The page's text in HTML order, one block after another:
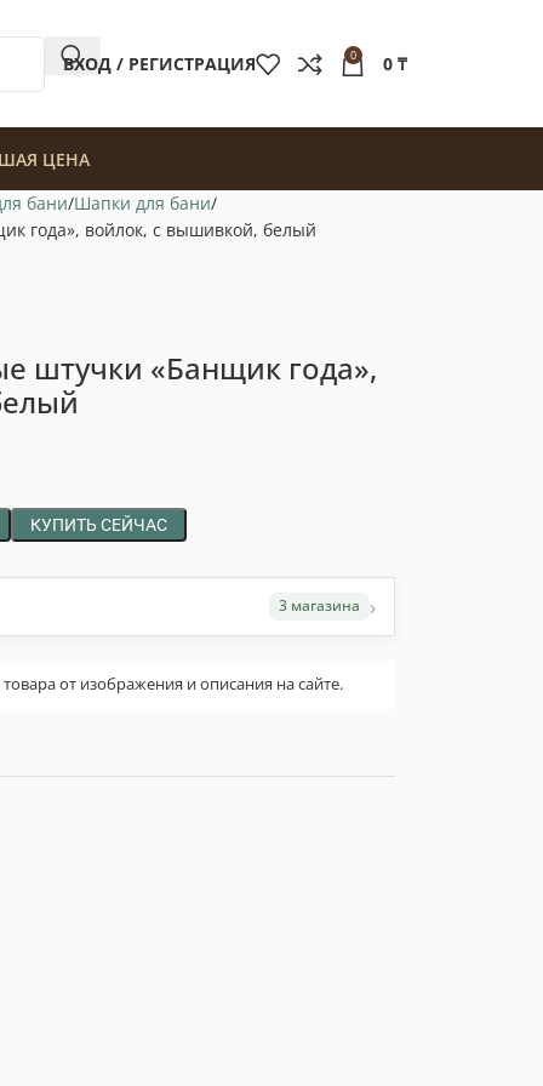
ВХОД / РЕГИСТРАЦИЯ 0 0 ₸
ЦЕНА
бани Шапки для бани
года», войлок, с вышивкой, белый
штучки «Банщик года»,
КУПИТЬ СЕЙЧАС
3 магазина ›
от изображения и описания на сайте.